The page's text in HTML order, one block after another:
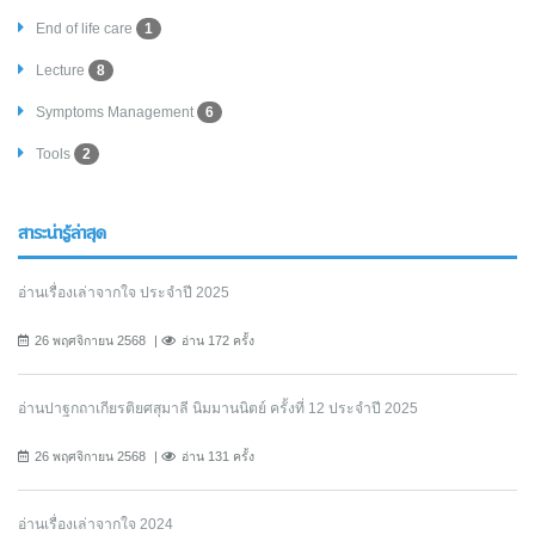
End of life care 1
Lecture 8
Symptoms Management 6
Tools 2
สาระน่ารู้ล่าสุด
อ่านเรื่องเล่าจากใจ ประจำปี 2025
26 พฤศจิกายน 2568 อ่าน 172 ครั้ง
อ่านปาฐกถาเกียรติยศสุมาลี นิมมานนิตย์ ครั้งที่ 12 ประจำปี 2025
26 พฤศจิกายน 2568 อ่าน 131 ครั้ง
อ่านเรื่องเล่าจากใจ 2024